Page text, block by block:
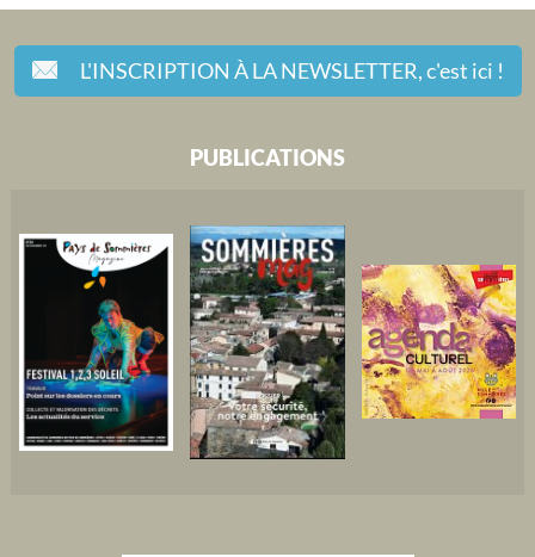
L'INSCRIPTION À LA NEWSLETTER,c'est ici !
PUBLICATIONS